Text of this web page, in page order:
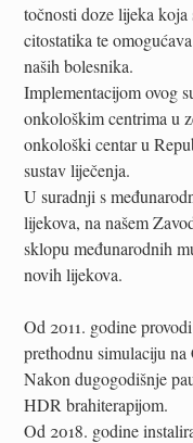
točnosti doze lijeka
citostatika te
naših bolesnika.
Implementacijom ovog
onkološkim centrima u
onkološki centar u
sustav liječenja.
U suradnji s
lijekova, na našem
sklopu međunarodnih
novih lijekova.
Od 2011. godine
prethodnu simulaciju
Nakon dugogodišnje
HDR brahiterapijom.
Od 2018. godine